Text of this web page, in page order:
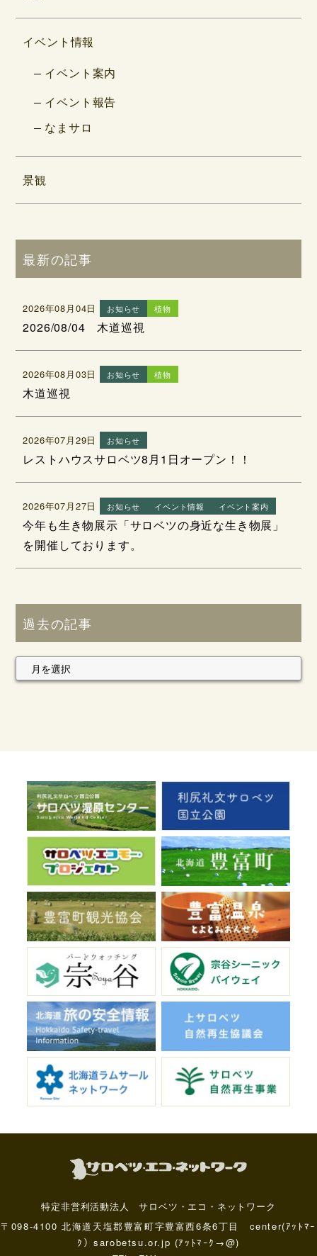
イベント情報
イベント案内
イベント報告
なまサロ
景観
最新の記事
2026年08月04日 お知らせ 植物
2026/08/04 木道巡視
2026年08月03日 お知らせ 植物
木道巡視
2026年07月29日 お知らせ
レストハウスサロベツ8月1日オープン！！
2026年07月27日 お知らせ イベント情報 イベント案内
今年も生き物展示「サロベツの身近な生き物展」
を開催しております。
過去の記事
特定非営利活動法人 サロベツ・エコ・ネットワーク
〒098-4100 北海道天塩郡豊富町字豊富西6条6丁目 center(ｱｯﾄﾏｰ
ｸ）sarobetsu.or.jp (ｱｯﾄﾏｰｸ→@)